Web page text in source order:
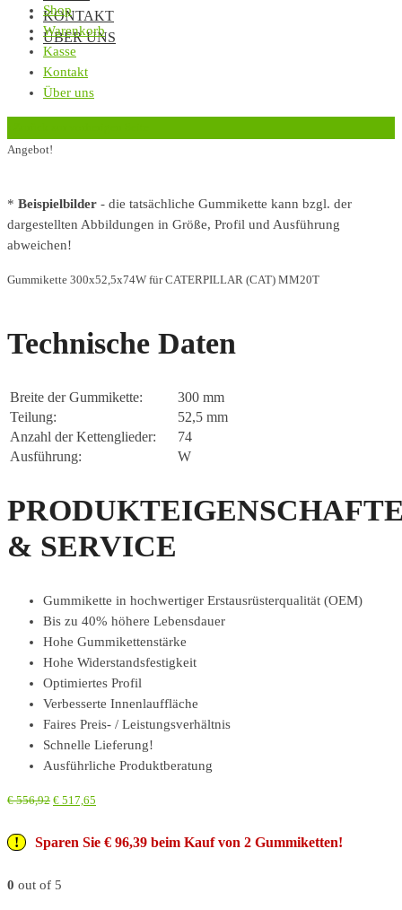
KONTAKT
ÜBER UNS
Shop
Warenkorb
Kasse
Kontakt
Über uns
Angebot!
* Beispielbilder - die tatsächliche Gummikette kann bzgl. der
dargestellten Abbildungen in Größe, Profil und Ausführung
abweichen!
Gummikette 300x52,5x74W für CATERPILLAR (CAT) MM20T
Technische Daten
Breite der Gummikette:
300 mm
Teilung:
52,5 mm
Anzahl der Kettenglieder:
74
Ausführung:
W
& SERVICE
Gummikette in hochwertiger Erstausrüsterqualität (OEM)
Bis zu 40% höhere Lebensdauer
Hohe Gummikettenstärke
Hohe Widerstandsfestigkeit
Optimiertes Profil
Verbesserte Innenlauffläche
Faires Preis- / Leistungsverhältnis
Schnelle Lieferung!
Ausführliche Produktberatung
€556,92 € 517,65
Sparen Sie € 96,39 beim Kauf von 2 Gummiketten!
0 out of 5